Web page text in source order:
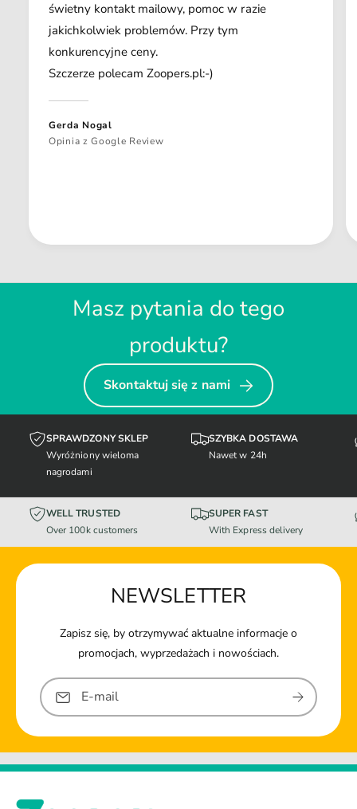
świetny kontakt mailowy, pomoc w razie
jakichkolwiek problemów. Przy tym
konkurencyjne ceny.
Szczerze polecam Zoopers.pl:-)
Gerda Nogal
Opinia z Google Review
Masz pytania do tego
produktu?
Skontaktuj się z nami
SPRAWDZONY SKLEP
Wyróżniony wieloma
nagrodami
SZYBKA DOSTAWA
Nawet w 24h
WELL TRUSTED
Over 100k customers
SUPER FAST
With Express delivery
NEWSLETTER
Zapisz się, by otrzymywać aktualne informacje o
promocjach, wyprzedażach i nowościach.
E-mail